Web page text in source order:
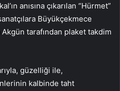
anısına çıkarılan “Hürmet”
Büyükçekmece
tarafından plaket takdim
güzelliği ile,
kalbinde taht